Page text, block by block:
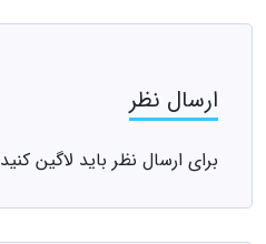
ارسال نظر
برای ارسال نظر باید لاگین کنید